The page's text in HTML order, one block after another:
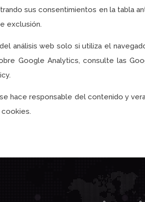
sus consentimientos en la tabla
exclusión.
análisis web solo si utiliza el
Google Analytics, consulte las
hace responsable del contenido y